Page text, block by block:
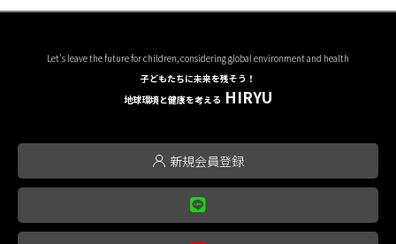
Let's leave the future for children, considering global environment and health
子どもたちに未来を残そう！
地球環境と健康を考える HIRYU
新規会員登録